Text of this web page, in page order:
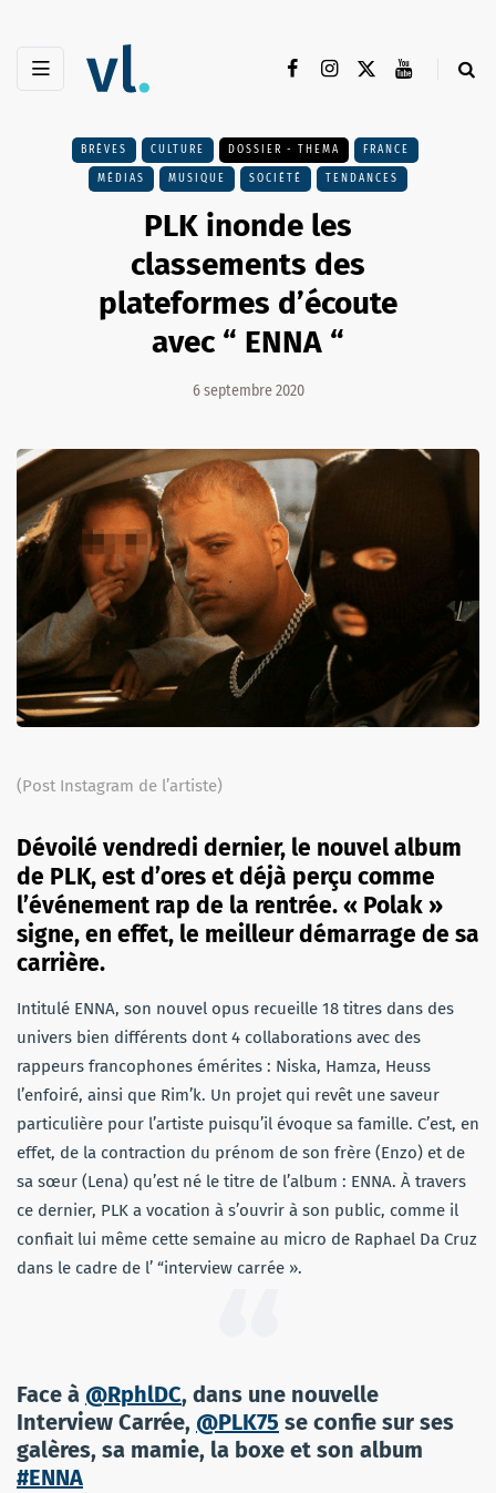
BRÈVES CULTURE DOSSIER - THEMA FRANCE
MÉDIAS MUSIQUE SOCIÉTÉ TENDANCES
PLK inonde les
classements des
plateformes d’écoute
avec “ ENNA “
6 septembre 2020
(Post Instagram de l’artiste)
Dévoilé vendredi dernier, le nouvel album
de PLK, est d’ores et déjà perçu comme
l’événement rap de la rentrée. « Polak »
signe, en effet, le meilleur démarrage de sa
carrière.
Intitulé ENNA, son nouvel opus recueille 18 titres dans des
univers bien différents dont 4 collaborations avec des
rappeurs francophones émérites : Niska, Hamza, Heuss
l’enfoiré, ainsi que Rim’k. Un projet qui revêt une saveur
particulière pour l’artiste puisqu’il évoque sa famille. C’est, en
effet, de la contraction du prénom de son frère (Enzo) et de
sa sœur (Lena) qu’est né le titre de l’album : ENNA. À travers
ce dernier, PLK a vocation à s’ouvrir à son public, comme il
confiait lui même cette semaine au micro de Raphael Da Cruz
dans le cadre de l’ “interview carrée ».
Face à @RphlDC, dans une nouvelle
Interview Carrée, @PLK75 se confie sur ses
galères, sa mamie, la boxe et son album
#ENNA